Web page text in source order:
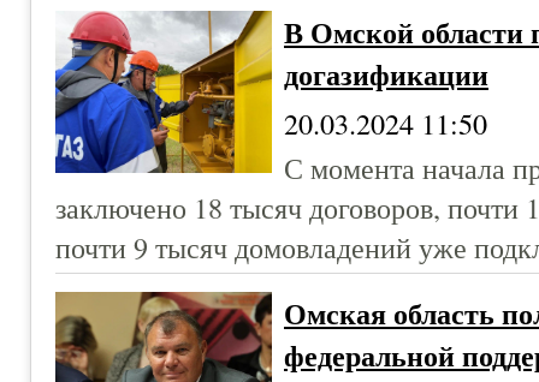
В Омской области
догазификации
20.03.2024 11:50
С момента начала
заключено 18 тысяч договоров,
почти 9 тысяч домовладений уже
Омская область
федеральной